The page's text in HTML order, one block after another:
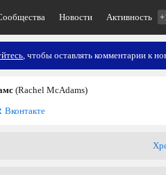
Новости Активность
, чтобы оставлять комментарии к
(Rachel McAdams)
Вконтакте